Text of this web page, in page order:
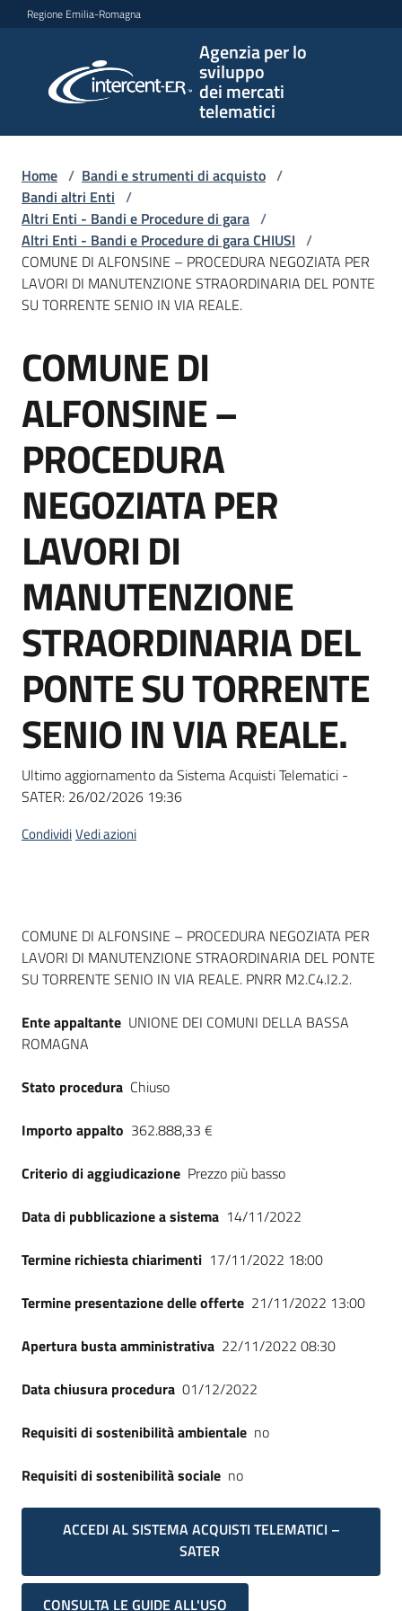
Vai al contenuto
Vai alla navigazione
Vai al footer
Regione Emilia-Romagna
Agenzia per lo
sviluppo
dei mercati
telematici
per lo
sviluppo
telematici
L'Agenzia
e
strumenti
acquisto
Supporto
Piattaforme
telematiche
English
site
su
Home / Bandi e strumenti di acquisto /
Bandi altri Enti /
Altri Enti - Bandi e Procedure di gara /
Altri Enti - Bandi e Procedure di gara CHIUSI /
COMUNE DI ALFONSINE – PROCEDURA NEGOZIATA PER
LAVORI DI MANUTENZIONE STRAORDINARIA DEL PONTE
SU TORRENTE SENIO IN VIA REALE.
Salta al contenuto
COMUNE DI
ALFONSINE –
PROCEDURA
NEGOZIATA PER
LAVORI DI
MANUTENZIONE
STRAORDINARIA DEL
PONTE SU TORRENTE
SENIO IN VIA REALE.
Ultimo aggiornamento da Sistema Acquisti Telematici -
SATER: 26/02/2026 19:36
CondividiVedi azioni
Dati del bando
COMUNE DI ALFONSINE – PROCEDURA NEGOZIATA PER
LAVORI DI MANUTENZIONE STRAORDINARIA DEL PONTE
SU TORRENTE SENIO IN VIA REALE. PNRR M2.C4.I2.2.
Ente appaltante UNIONE DEI COMUNI DELLA BASSA
ROMAGNA
Stato procedura Chiuso
Importo appalto 362.888,33 €
Criterio di aggiudicazione Prezzo più basso
Data di pubblicazione a sistema 14/11/2022
Termine richiesta chiarimenti 17/11/2022 18:00
Termine presentazione delle offerte 21/11/2022 13:00
Apertura busta amministrativa 22/11/2022 08:30
Data chiusura procedura 01/12/2022
Requisiti di sostenibilità ambientale no
Requisiti di sostenibilità sociale no
ACCEDI AL SISTEMA ACQUISTI TELEMATICI –
SATER
CONSULTA LE GUIDE ALL'USO